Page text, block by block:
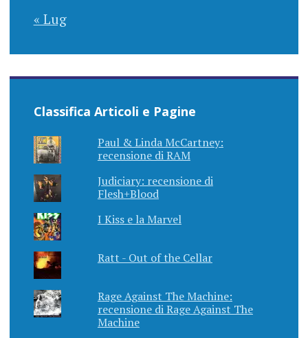
« Lug
Classifica Articoli e Pagine
Paul & Linda McCartney:
recensione di RAM
Judiciary: recensione di
Flesh+Blood
I Kiss e la Marvel
Ratt - Out of the Cellar
Rage Against The Machine:
recensione di Rage Against The
Machine